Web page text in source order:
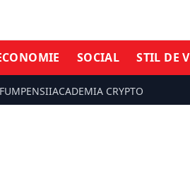
SOCIAL STIL DE
PENSIIACADEMIA CRYPTO